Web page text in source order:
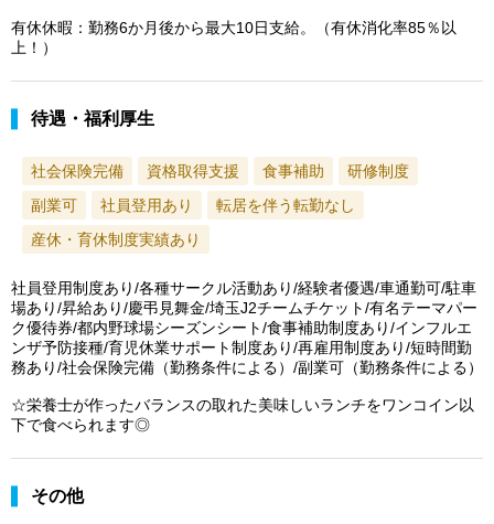
有休休暇：勤務6か月後から最大10日支給。（有休消化率85％以
上！）
待遇・福利厚生
社会保険完備 資格取得支援 食事補助
研修制度
副業可
社員登用あり
転居を伴う転勤なし
産休・育休制度実績あり
社員登用制度あり/各種サークル活動あり/経験者優遇/車通勤可/駐車
場あり/昇給あり/慶弔見舞金/埼玉J2チームチケット/有名テーマパー
ク優待券/都内野球場シーズンシート/食事補助制度あり/インフルエ
ンザ予防接種/育児休業サポート制度あり/再雇用制度あり/短時間勤
務あり/社会保険完備（勤務条件による）/副業可（勤務条件による）
☆栄養士が作ったバランスの取れた美味しいランチをワンコイン以
下で食べられます◎
その他